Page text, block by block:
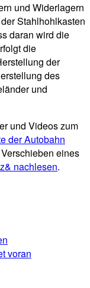
und Widerlagern
Stahlhohlkasten
daran wird die
die
der
des
und
und Videos zum
der Autobahn
eines
nachlesen.
voran